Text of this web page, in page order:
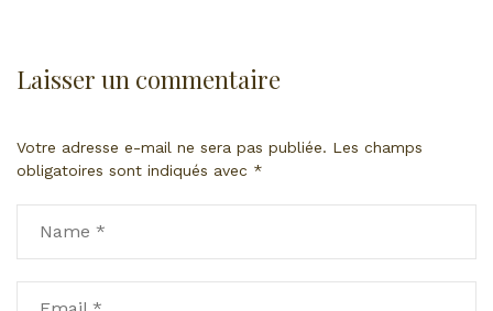
Laisser un commentaire
Votre adresse e-mail ne sera pas publiée. Les champs
obligatoires sont indiqués avec *